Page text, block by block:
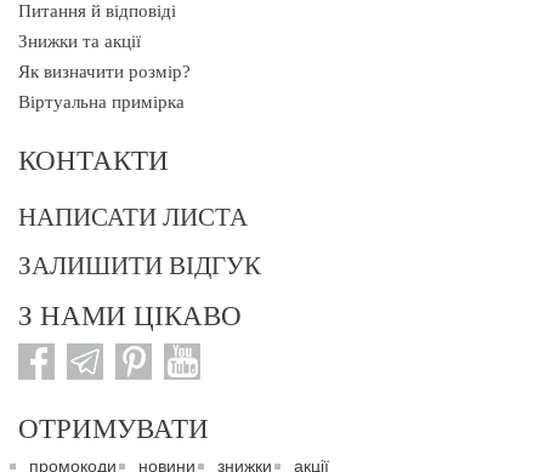
Питання й відповіді
Знижки та акції
Як визначити розмір?
Віртуальна примірка
КОНТАКТИ
НАПИСАТИ ЛИСТА
ЗАЛИШИТИ ВІДГУК
З НАМИ ЦІКАВО
ОТРИМУВАТИ
промокоди новини знижки акції